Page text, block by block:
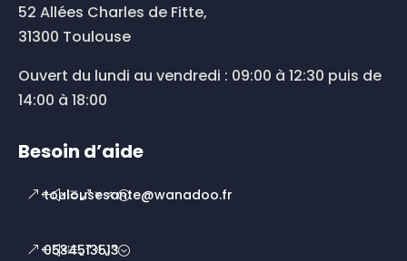
52 Allées Charles de Fitte,
31300 Toulouse
Ouvert du lundi au vendredi : 09:00 à 12:30 puis de
14:00 à 18:00
Besoin d’aide
toulousesante@wanadoo.fr
0534513513